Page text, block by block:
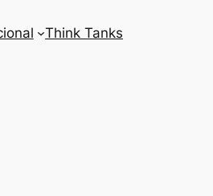
Think Tanks